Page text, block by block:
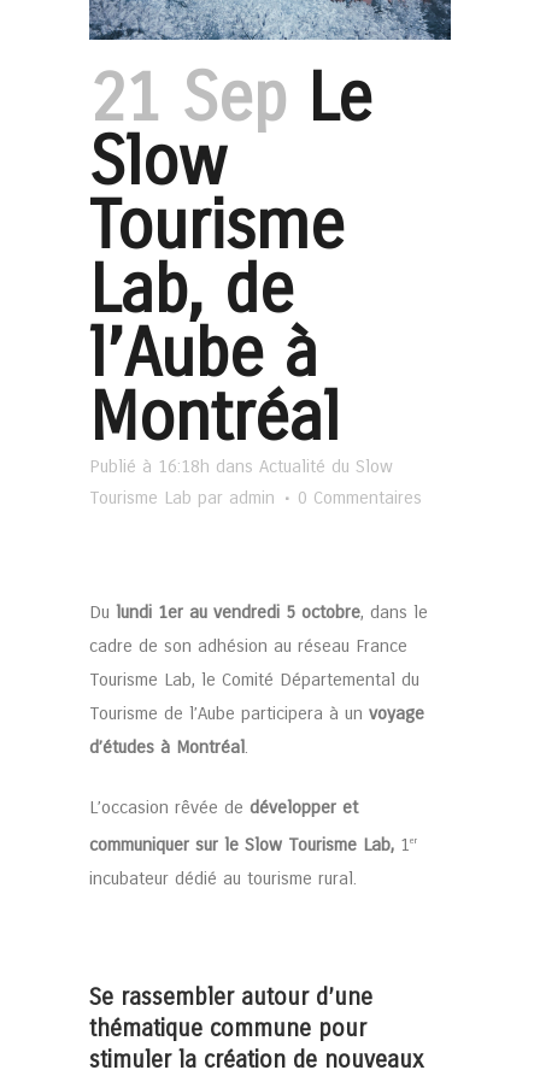
21 Sep Le
Slow
Tourisme
Lab, de
l’Aube à
Montréal
Publié à 16:18h dans Actualité du Slow
Tourisme Lab par admin 0 Commentaires
Du lundi 1er au vendredi 5 octobre, dans le
cadre de son adhésion au réseau France
Tourisme Lab, le Comité Départemental du
Tourisme de l’Aube participera à un voyage
d’études à Montréal.
L’occasion rêvée de développer et
communiquer sur le Slow Tourisme Lab, 1er
incubateur dédié au tourisme rural.
Se rassembler autour d’une
thématique commune pour
stimuler la création de nouveaux